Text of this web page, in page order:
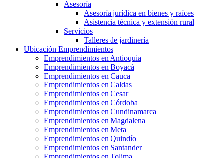
Asesoría
Asesoría jurídica en bienes y raíces
Asistencia técnica y extensión rural
Servicios
Talleres de jardinería
Ubicación Emprendimientos
Emprendimientos en Antioquia
Emprendimientos en Boyacá
Emprendimientos en Cauca
Emprendimientos en Caldas
Emprendimientos en Cesar
Emprendimientos en Córdoba
Emprendimientos en Cundinamarca
Emprendimientos en Magdalena
Emprendimientos en Meta
Emprendimientos en Quindío
Emprendimientos en Santander
Emprendimientos en Tolima